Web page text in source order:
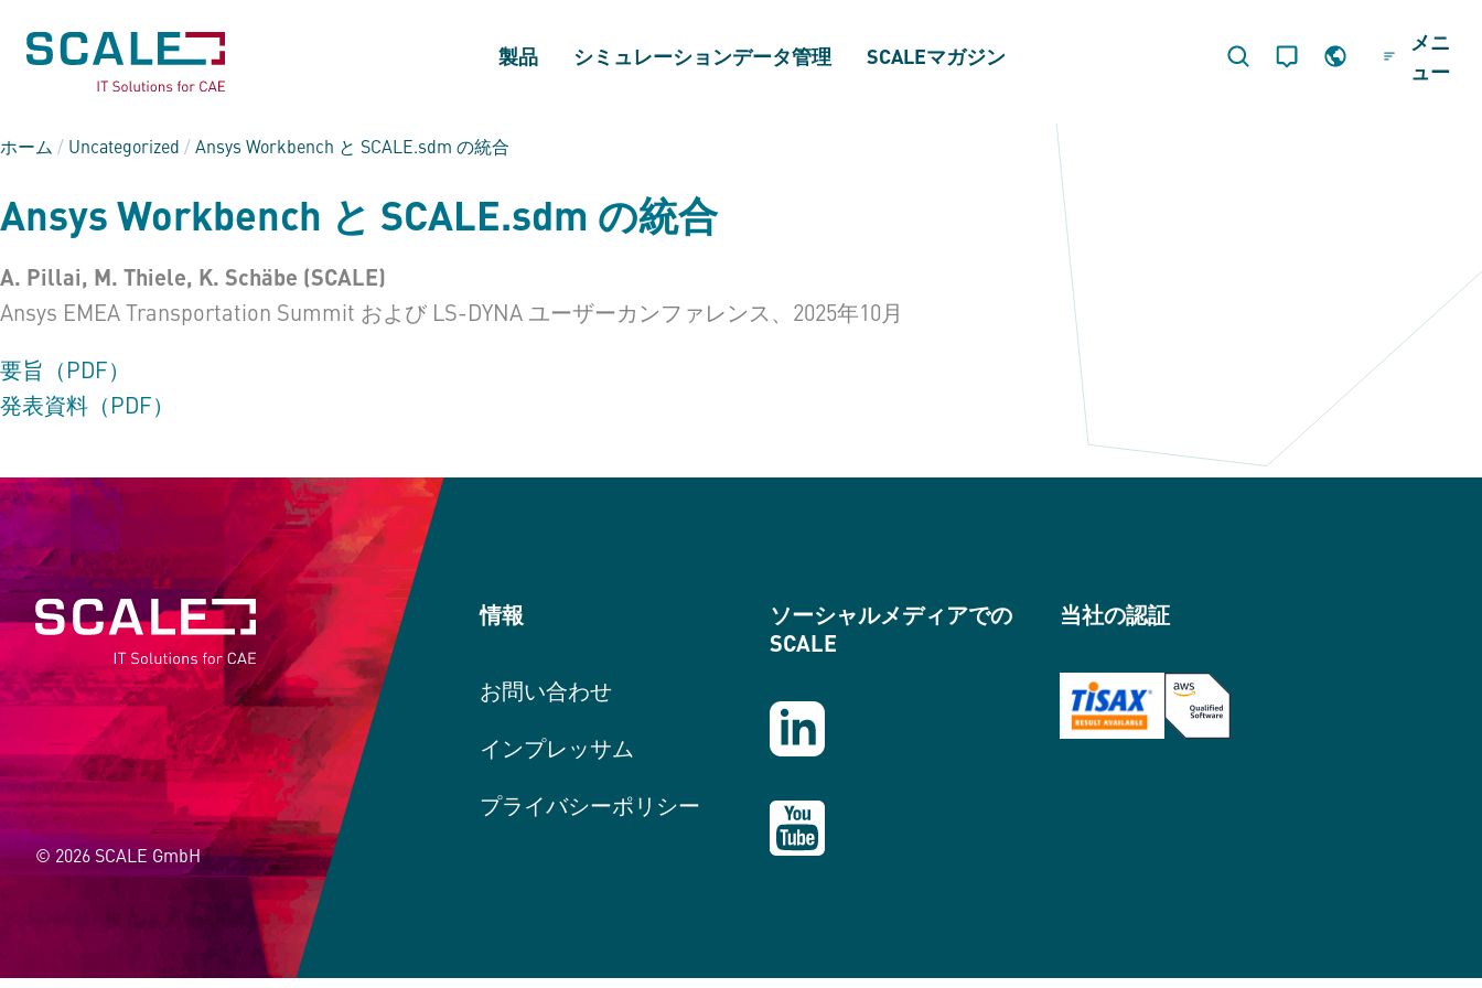
製品 シミュレーションデータ管理 SCALEマガジン
メニ
ュー
ホーム / Uncategorized /Ansys Workbench と SCALE.sdm の統合
Ansys Workbench と SCALE.sdm の統合
A. Pillai, M. Thiele, K. Schäbe (SCALE)
Ansys EMEA Transportation Summit および LS-DYNA ユーザーカンファレンス、2025年10月
要旨（PDF）
発表資料（PDF）
© 2026 SCALE GmbH
情報
お問い合わせ
インプレッサム
プライバシーポリシー
ソーシャルメディアでの
SCALE
当社の認証